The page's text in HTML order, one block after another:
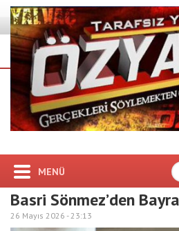
MENÜ
Basri Sönmez’den
26 Mayıs 2026 - 23:13